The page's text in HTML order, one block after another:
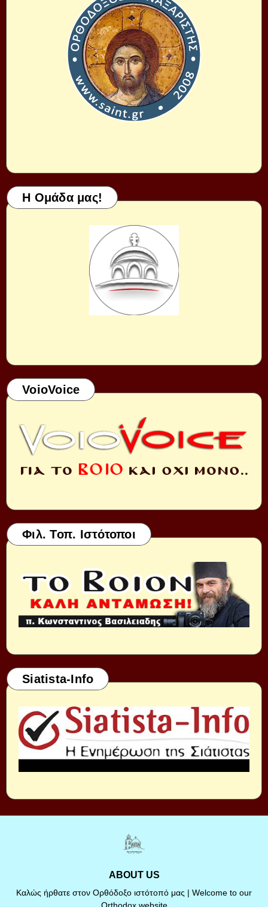
Η Ομάδα μας!
VoioVoice
Φιλ. Τοπ. Ιστότοποι
Siatista-Info
ABOUT US
Καλώς ήρθατε στον Ορθόδοξο ιστότοπό μας | Welcome to our
Orthodox website